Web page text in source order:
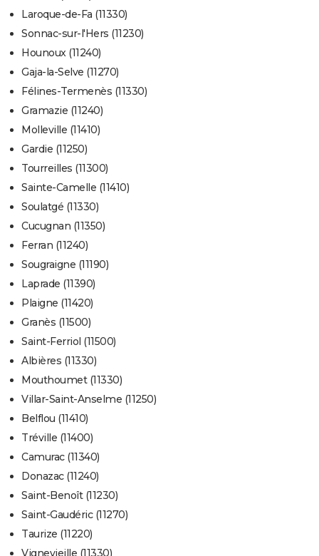
Laroque-de-Fa (11330)
Sonnac-sur-l'Hers (11230)
Hounoux (11240)
Gaja-la-Selve (11270)
Félines-Termenès (11330)
Gramazie (11240)
Molleville (11410)
Gardie (11250)
Tourreilles (11300)
Sainte-Camelle (11410)
Soulatgé (11330)
Cucugnan (11350)
Ferran (11240)
Sougraigne (11190)
Laprade (11390)
Plaigne (11420)
Granès (11500)
Saint-Ferriol (11500)
Albières (11330)
Mouthoumet (11330)
Villar-Saint-Anselme (11250)
Belflou (11410)
Tréville (11400)
Camurac (11340)
Donazac (11240)
Saint-Benoît (11230)
Saint-Gaudéric (11270)
Taurize (11220)
Vignevieille (11330)